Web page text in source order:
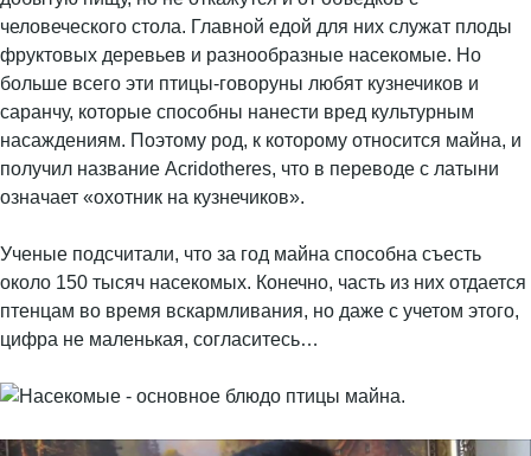
человеческого стола. Главной едой для них служат плоды
фруктовых деревьев и разнообразные насекомые. Но
больше всего эти птицы-говоруны любят кузнечиков и
саранчу, которые способны нанести вред культурным
насаждениям. Поэтому род, к которому относится майна, и
получил название Acridotheres, что в переводе с латыни
означает «охотник на кузнечиков».
Ученые подсчитали, что за год майна способна съесть
около 150 тысяч насекомых. Конечно, часть из них отдается
птенцам во время вскармливания, но даже с учетом этого,
цифра не маленькая, согласитесь…